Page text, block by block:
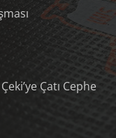
Çatı Cephe